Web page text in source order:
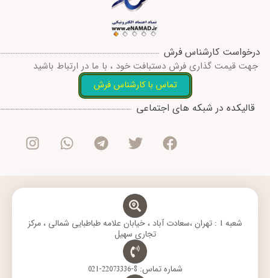
درخواست کارشناس فرش
جهت قیمت گذاری فرش دستبافت خود ، با ما در ارتباط باشید
تماس با کارشناس فرش
قالیکده در شبکه های اجتماعی
F
c
e
o
T
i
t
e
r
T
l
e
r
W
a
t
a
I
s
t
g
m
شعبه 1 : تهران ،سعادت آباد ، خیابان علامه طباطبایی شمالی ، مرکز
تجاری سهیل
شماره تماس: 8-22073336-021